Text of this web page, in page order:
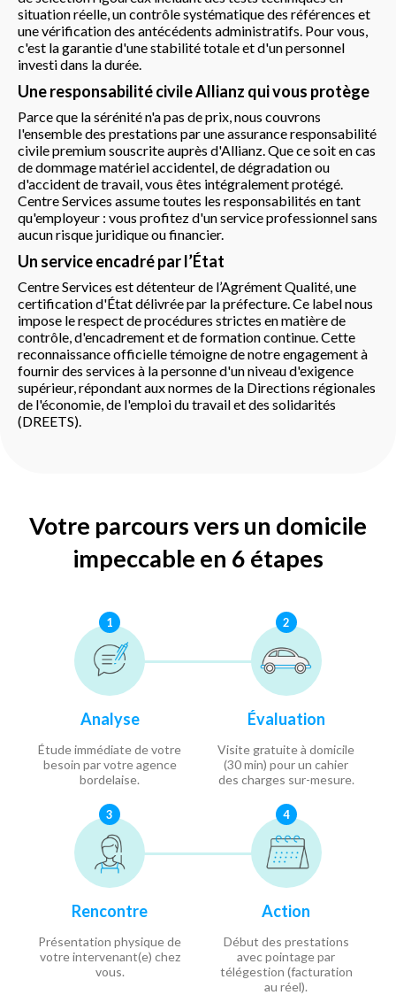
situation réelle, un contrôle systématique des références et
une vérification des antécédents administratifs. Pour vous,
c'est la garantie d'une stabilité totale et d'un personnel
investi dans la durée.
Une responsabilité civile Allianz qui vous protège
Parce que la sérénité n'a pas de prix, nous couvrons
l'ensemble des prestations par une assurance responsabilité
civile premium souscrite auprès d'Allianz. Que ce soit en cas
de dommage matériel accidentel, de dégradation ou
d'accident de travail, vous êtes intégralement protégé.
Centre Services assume toutes les responsabilités en tant
qu'employeur : vous profitez d'un service professionnel sans
aucun risque juridique ou financier.
Un service encadré par l’État
Centre Services est détenteur de l’Agrément Qualité, une
certification d'État délivrée par la préfecture. Ce label nous
impose le respect de procédures strictes en matière de
contrôle, d'encadrement et de formation continue. Cette
reconnaissance officielle témoigne de notre engagement à
fournir des services à la personne d'un niveau d'exigence
supérieur, répondant aux normes de la Directions régionales
de l'économie, de l'emploi du travail et des solidarités
(DREETS).
Votre parcours vers un domicile
impeccable en 6 étapes
1
Analyse
Étude immédiate de votre
besoin par votre agence
bordelaise.
2
Évaluation
Visite gratuite à domicile
(30 min) pour un cahier
des charges sur-mesure.
3
Rencontre
Présentation physique de
votre intervenant(e) chez
vous.
4
Action
Début des prestations
avec pointage par
télégestion (facturation
au réel).